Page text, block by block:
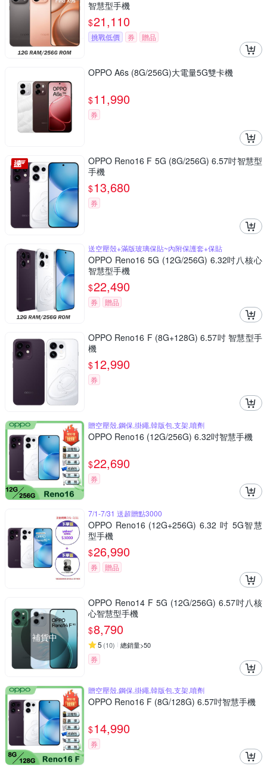
智慧型手機
$21,110
挑戰低價 券 贈品
OPPO A6s (8G/256G)大電量5G雙卡機
$11,990
券
OPPO Reno16 F 5G (8G/256G) 6.57吋智慧型
手機
$13,680
券
送空壓殼+滿版玻璃保貼~內附保護套+保貼
OPPO Reno16 5G (12G/256G) 6.32吋八核心
智慧型手機
$22,490
券 贈品
OPPO Reno16 F (8G+128G) 6.57吋 智慧型手
機
$12,990
券
贈空壓殼,鋼保,掛繩,韓版包,支架,噴劑
OPPO Reno16 (12G/256G) 6.32吋智慧手機
$22,690
券
7/1-7/31 送超贈點3000
OPPO Reno16 (12G+256G) 6.32 吋 5G智慧
型手機
$26,990
券 贈品
補貨中
OPPO Reno14 F 5G (12G/256G) 6.57吋八核
心智慧型手機
$8,790
5 (10) 總銷量>50
券
贈空壓殼,鋼保,掛繩,韓版包,支架,噴劑
OPPO Reno16 F (8G/128G) 6.57吋智慧手機
$14,990
券